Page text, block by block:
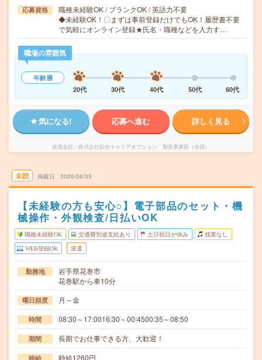
応募資格
職種未経験OK / ブランクOK / 英語力不要
◆未経験OK！〇まずは事前登録だけでもOK！履歴書不要
で気軽にオンライン登録★氏名・職種などを入力す…
職場の雰囲気
年齢層
20代
30代 40代 50代 60代
気になる! 応募へ進む 詳しく見る
派遣会社 株式会社綜合キャリアオプション 製造事業部（全国）
未読 掲載日 2026/08/05
【未経験の方も安心○】電子部品のセット・機
械操作・外観検査/日払いOK
職種未経験OK 交通費別途支給あり 土日祝日が休み 残業なし
WEB登録OK 派遣
勤務地
岩手県花巻市
花巻駅から車10分
曜日頻度 月～金
時間 08:30～17:0016:30～00:4500:35～08:50
期間 長期でお仕事できる方、大歓迎！
時給 時給1260円